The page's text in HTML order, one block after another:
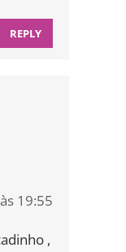
REPLY
19:55
,